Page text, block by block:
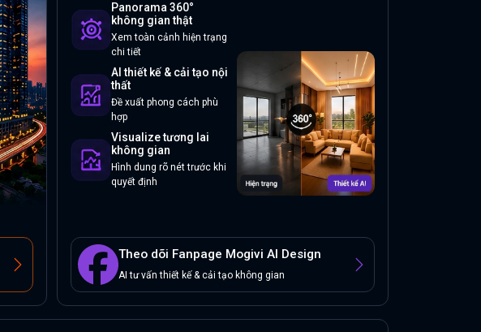
Panorama 360°
không gian thật
Xem toàn cảnh hiện trạng
chi tiết
AI thiết kế & cải tạo nội
thất
Đề xuất phong cách phù
hợp
Visualize tương lai
không gian
Hình dung rõ nét trước khi
quyết định
Theo dõi Fanpage Mogivi AI Design
AI tư vấn thiết kế & cải tạo không gian